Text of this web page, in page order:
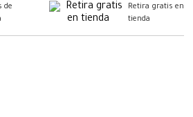
de
Retira gratis en
tienda